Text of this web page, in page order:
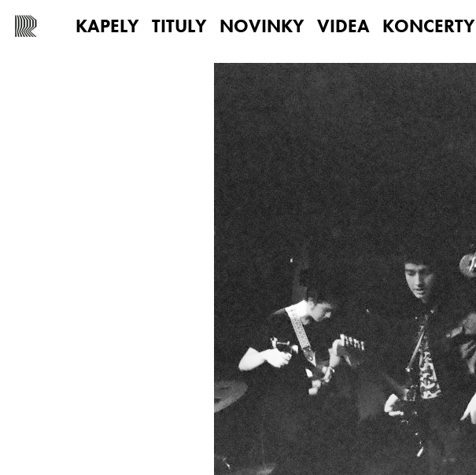
KAPELY TITULY NOVINKY VIDEA KONCERTY